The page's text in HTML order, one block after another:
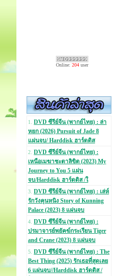
Online: 204 user
1. DVD ซีรีย์จีน (พากย์ไทย) : ล่า
หยก (2026) Pursuit of Jade 8
แผ่นจบ/ Harddisk ฮาร์ดดิส
2. DVD ซีรีย์จีน (พากย์ไทย) :
เหนือเมฆาชะตาลิขิต (2023) My
Journey to You 5 แผ่น
จบ/Harddisk ฮาร์ดดิส /ใ
3. DVD ซีรีย์จีน (พากย์ไทย) : เล่ห์
รักวังคุนหนิง Story of Kunning
Palace (2023) 8 แผ่นจบ
4. DVD ซีรีย์จีน (พากย์ไทย) :
ปรมาจารย์พยัคฆ์กระเรียน Tiger
and Crane (2023) 8 แผ่นจบ
5. DVD ซีรีย์จีน (พากย์ไทย) : The
Best Thing (2025) รักเธอที่สุดเลย
6 แผ่นจบ//Harddisk ฮาร์ดดิส /